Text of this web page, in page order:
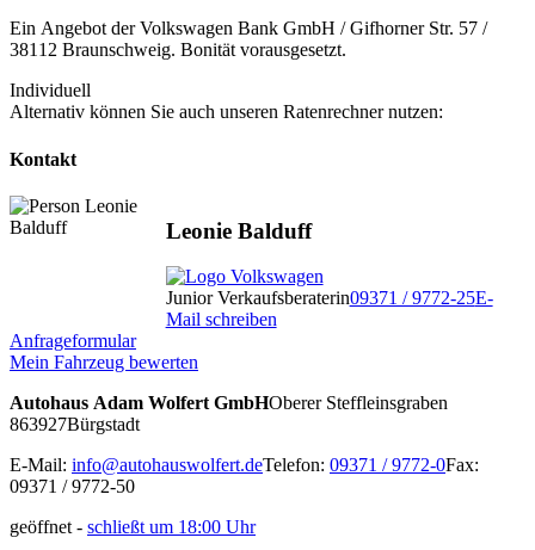
Ein Angebot der Volkswagen Bank GmbH / Gifhorner Str. 57 /
38112 Braunschweig. Bonität vorausgesetzt.
Individuell
Alternativ können Sie auch unseren Ratenrechner nutzen:
Kontakt
Leonie Balduff
Junior Verkaufsberaterin09371 / 9772-25E-
Mail schreiben
Anfrageformular
Mein Fahrzeug bewerten
Autohaus Adam Wolfert GmbHOberer Steffleinsgraben
863927Bürgstadt
E-Mail: info@autohauswolfert.deTelefon: 09371 / 9772-0Fax:
09371 / 9772-50
geöffnet-
schließt um 18:00 Uhr